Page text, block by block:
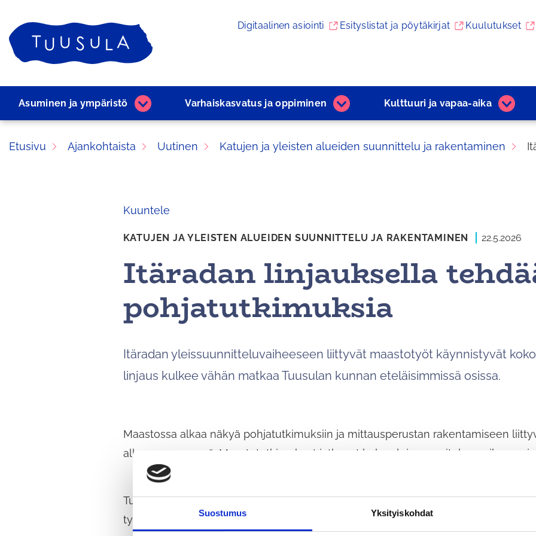
Suostumus Yksityiskohdat
sisältöön
Etusivu Digitaalinen asiointi Esityslistat ja pöytäkirjat Kuulutukset
Asuminen ja ­ympäristö
Asuminen
ja
alasivut
Varhaiskasvatus ja ­oppiminen
Varhaiskasvatus
ja
alasivut
Kulttuuri ja ­vapaa-aika
ja
aika
Etusivu Ajankohtaista Uutinen Katujen ja yleisten alueiden suunnittelu ja rakentaminen
Kuuntele
KATUJEN JA YLEISTEN ALUEIDEN SUUNNITTELU JA RAKENTAMINEN 22.5.2026
Itäradan linjauksella
pohjatutkimuksia
Itäradan yleissuunnitteluvaiheeseen liittyvät maastotyöt käynnistyvät
linjaus kulkee vähän matkaa Tuusulan kunnan eteläisimmissä osissa.
Maastossa alkaa näkyä pohjatutkimuksiin ja mittausperustan rakentamiseen
alkuun mennessä. Maastotutkimukset jatkuvat koko yleissuunnitelmavaiheen
Tuusulan kunnan osalta Itäradan linjaus sekä pohjatutkimus- ja
työpaikka-alueen pohjoispään tienoille.